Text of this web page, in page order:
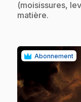
(moisissures,
matière.
Abonnement